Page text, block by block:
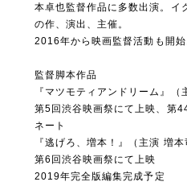
本卓也監督作品に多数出演。イ
の作、演出、主催。
2016年から映画監督活動も開始
監督脚本作品
『マツモティアンドリーム』（
第5回渋谷映画祭にて上映、第
ネート
『逃げろ、増本！』（主演 増本
第6回渋谷映画祭にて上映
2019年完全版編集完成予定